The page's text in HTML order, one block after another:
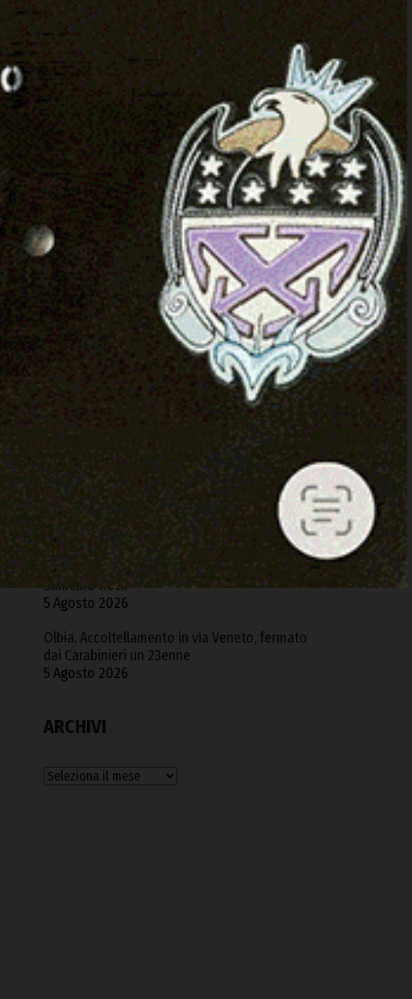
ARTICOLI RECENTI
Ozieri. L’Ospedale di Comunità mette a rischio i
reparti del “Segni”: la denuncia della Cgil
5 Agosto 2026
Macomer, distrutto da un incendio un fienile
nella Z.I. di Tossilo
A Gavoi la finale regionale del Poetry Slam
Edomor porta la Sardegna alla finale di
Sanremo Rock
5 Agosto 2026
Olbia. Accoltellamento in via Veneto, fermato
dai Carabinieri un 23enne
5 Agosto 2026
ARCHIVI
Archivi